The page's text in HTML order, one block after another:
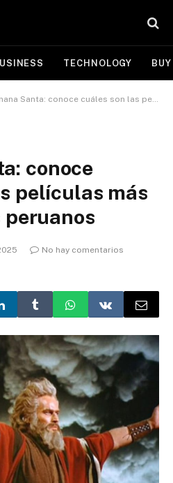
TECHNOLOGY
Santa: conoce cuáles son las películas más vistas por los peruanos
conoce
películas más
No hay comentarios